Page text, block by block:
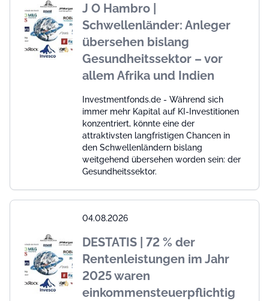
J O Hambro |
Schwellenländer: Anleger
übersehen bislang
Gesundheitssektor – vor
allem Afrika und Indien
Investmentfonds.de - Während sich
immer mehr Kapital auf KI-Investitionen
konzentriert, könnte eine der
attraktivsten langfristigen Chancen in
den Schwellenländern bislang
weitgehend übersehen worden sein: der
Gesundheitssektor.
04.08.2026
DESTATIS | 72 % der
Rentenleistungen im Jahr
2025 waren
einkommensteuerpflichtig